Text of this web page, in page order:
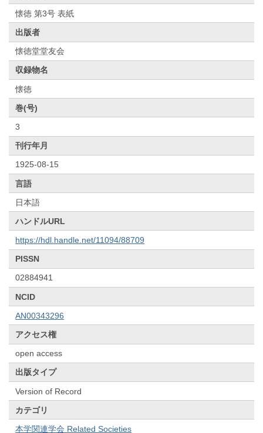
懐徳 第3号 表紙
出版者
懐徳堂堂友会
収録物名
懐徳
巻(号)
3
刊行年月
1925-08-15
言語
日本語
ハンドルURL
https://hdl.handle.net/11094/88709
PISSN
02884941
NCID
AN00343296
アクセス権
open access
出版タイプ
Version of Record
カテゴリ
本学関連学会 Related Societies